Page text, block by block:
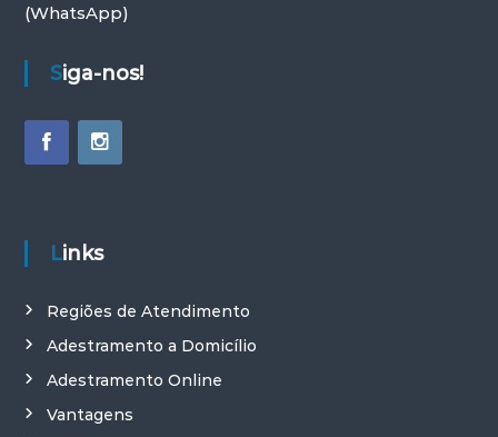
(WhatsApp)
Siga-nos!
Links
Regiões de Atendimento
Adestramento a Domicílio
Adestramento Online
Vantagens